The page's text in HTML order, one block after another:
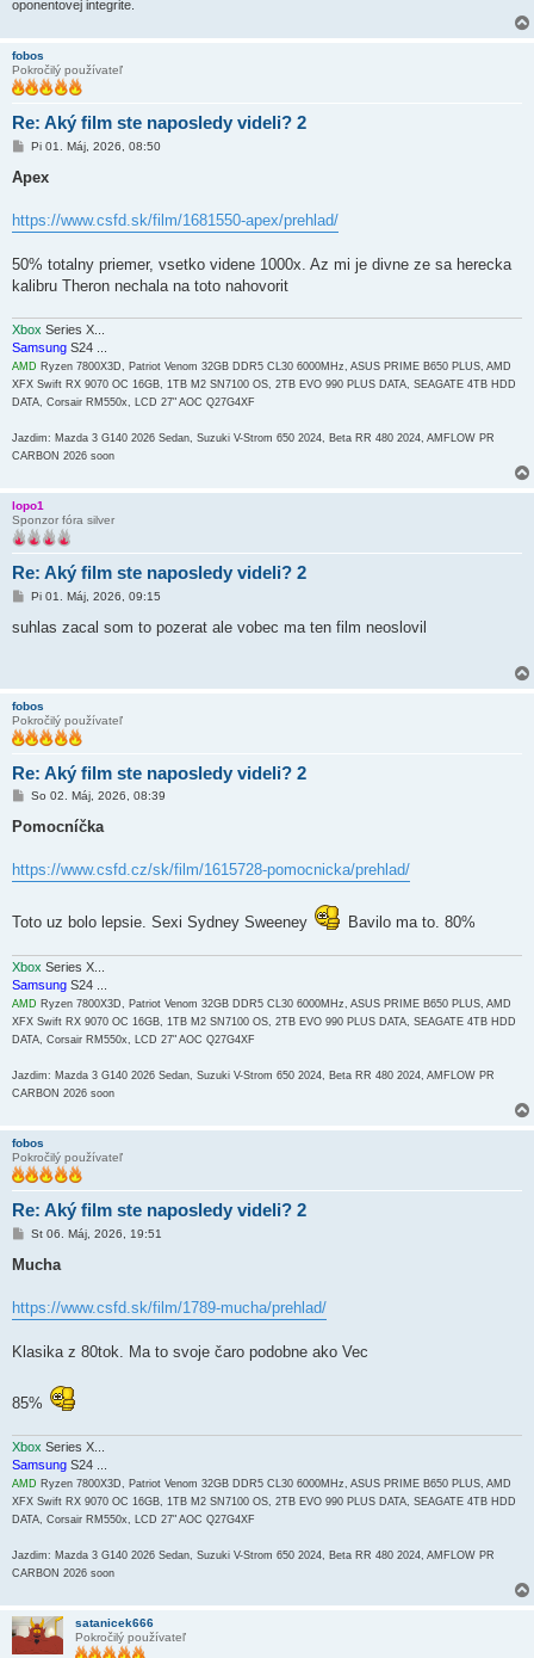
oponentovej integrite.
fobos
Pokročilý používateľ
Re: Aký film ste naposledy videli? 2
P
í
s
e
v
k
Pi 01. Máj, 2026, 08:50
Apex
https://www.csfd.sk/film/1681550-apex/prehlad/
50% totalny priemer, vsetko videne 1000x. Az mi je divne ze sa herecka
kalibru Theron nechala na toto nahovorit
Xbox Series X...
Samsung S24 ...
AMD Ryzen 7800X3D, Patriot Venom 32GB DDR5 CL30 6000MHz, ASUS PRIME B650 PLUS, AMD
XFX Swift RX 9070 OC 16GB, 1TB M2 SN7100 OS, 2TB EVO 990 PLUS DATA, SEAGATE 4TB HDD
DATA, Corsair RM550x, LCD 27" AOC Q27G4XF
Jazdim: Mazda 3 G140 2026 Sedan, Suzuki V-Strom 650 2024, Beta RR 480 2024, AMFLOW PR
CARBON 2026 soon
lopo1
Sponzor fóra silver
Re: Aký film ste naposledy videli? 2
P
í
k
Pi 01. Máj, 2026, 09:15
suhlas zacal som to pozerat ale vobec ma ten film neoslovil
fobos
Pokročilý používateľ
Re: Aký film ste naposledy videli? 2
P
í
e
v
So 02. Máj, 2026, 08:39
Pomocníčka
https://www.csfd.cz/sk/film/1615728-pomocnicka/prehlad/
Toto uz bolo lepsie. Sexi Sydney Sweeney Bavilo ma to. 80%
Xbox Series X...
Samsung S24 ...
AMD Ryzen 7800X3D, Patriot Venom 32GB DDR5 CL30 6000MHz, ASUS PRIME B650 PLUS, AMD
XFX Swift RX 9070 OC 16GB, 1TB M2 SN7100 OS, 2TB EVO 990 PLUS DATA, SEAGATE 4TB HDD
DATA, Corsair RM550x, LCD 27" AOC Q27G4XF
Jazdim: Mazda 3 G140 2026 Sedan, Suzuki V-Strom 650 2024, Beta RR 480 2024, AMFLOW PR
CARBON 2026 soon
fobos
Pokročilý používateľ
Re: Aký film ste naposledy videli? 2
P
í
e
v
k
St 06. Máj, 2026, 19:51
Mucha
https://www.csfd.sk/film/1789-mucha/prehlad/
Klasika z 80tok. Ma to svoje čaro podobne ako Vec
85%
Xbox Series X...
Samsung S24 ...
AMD Ryzen 7800X3D, Patriot Venom 32GB DDR5 CL30 6000MHz, ASUS PRIME B650 PLUS, AMD
XFX Swift RX 9070 OC 16GB, 1TB M2 SN7100 OS, 2TB EVO 990 PLUS DATA, SEAGATE 4TB HDD
DATA, Corsair RM550x, LCD 27" AOC Q27G4XF
Jazdim: Mazda 3 G140 2026 Sedan, Suzuki V-Strom 650 2024, Beta RR 480 2024, AMFLOW PR
CARBON 2026 soon
satanicek666
Pokročilý používateľ